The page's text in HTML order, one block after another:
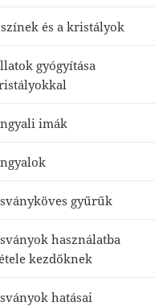
és a kristályok
gyógyítása
imák
gyűrűk
használatba
kezdőknek
hatásai